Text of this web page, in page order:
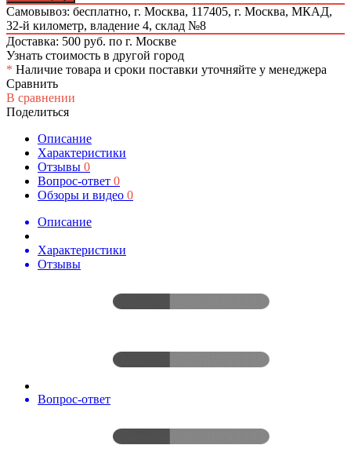
Самовывоз: бесплатно, г. Москва, 117405, г. Москва, МКАД,
32-й километр, владение 4, склад №8
Доставка: 500 руб. по г. Москве
Узнать стоимость в другой город
* Наличие товара и сроки поставки уточняйте у менеджера
Сравнить
В сравнении
Поделиться
Описание
Характеристики
Отзывы 0
Вопрос-ответ 0
Обзоры и видео 0
Описание
Характеристики
Отзывы
Вопрос-ответ